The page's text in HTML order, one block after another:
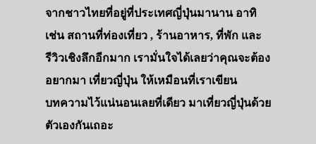
จากชาวไทยที่อยู่ที่ประเทศญี่ปุ่นมานาน อาทิ
เช่น สถานที่ท่องเที่ยว , ร้านอาหาร, ที่พัก และ
รีวิวเชิงลึกอีกมาก เรามั่นใจได้เลยว่าคุณจะต้อง
อยากมา เที่ยวญี่ปุ่น ให้เหมือนที่เราเขียน
บทความไว้แน่นอนเลยที่เดียว มาเที่ยวญี่ปุ่นด้วย
ตัวเองกันเถอะ